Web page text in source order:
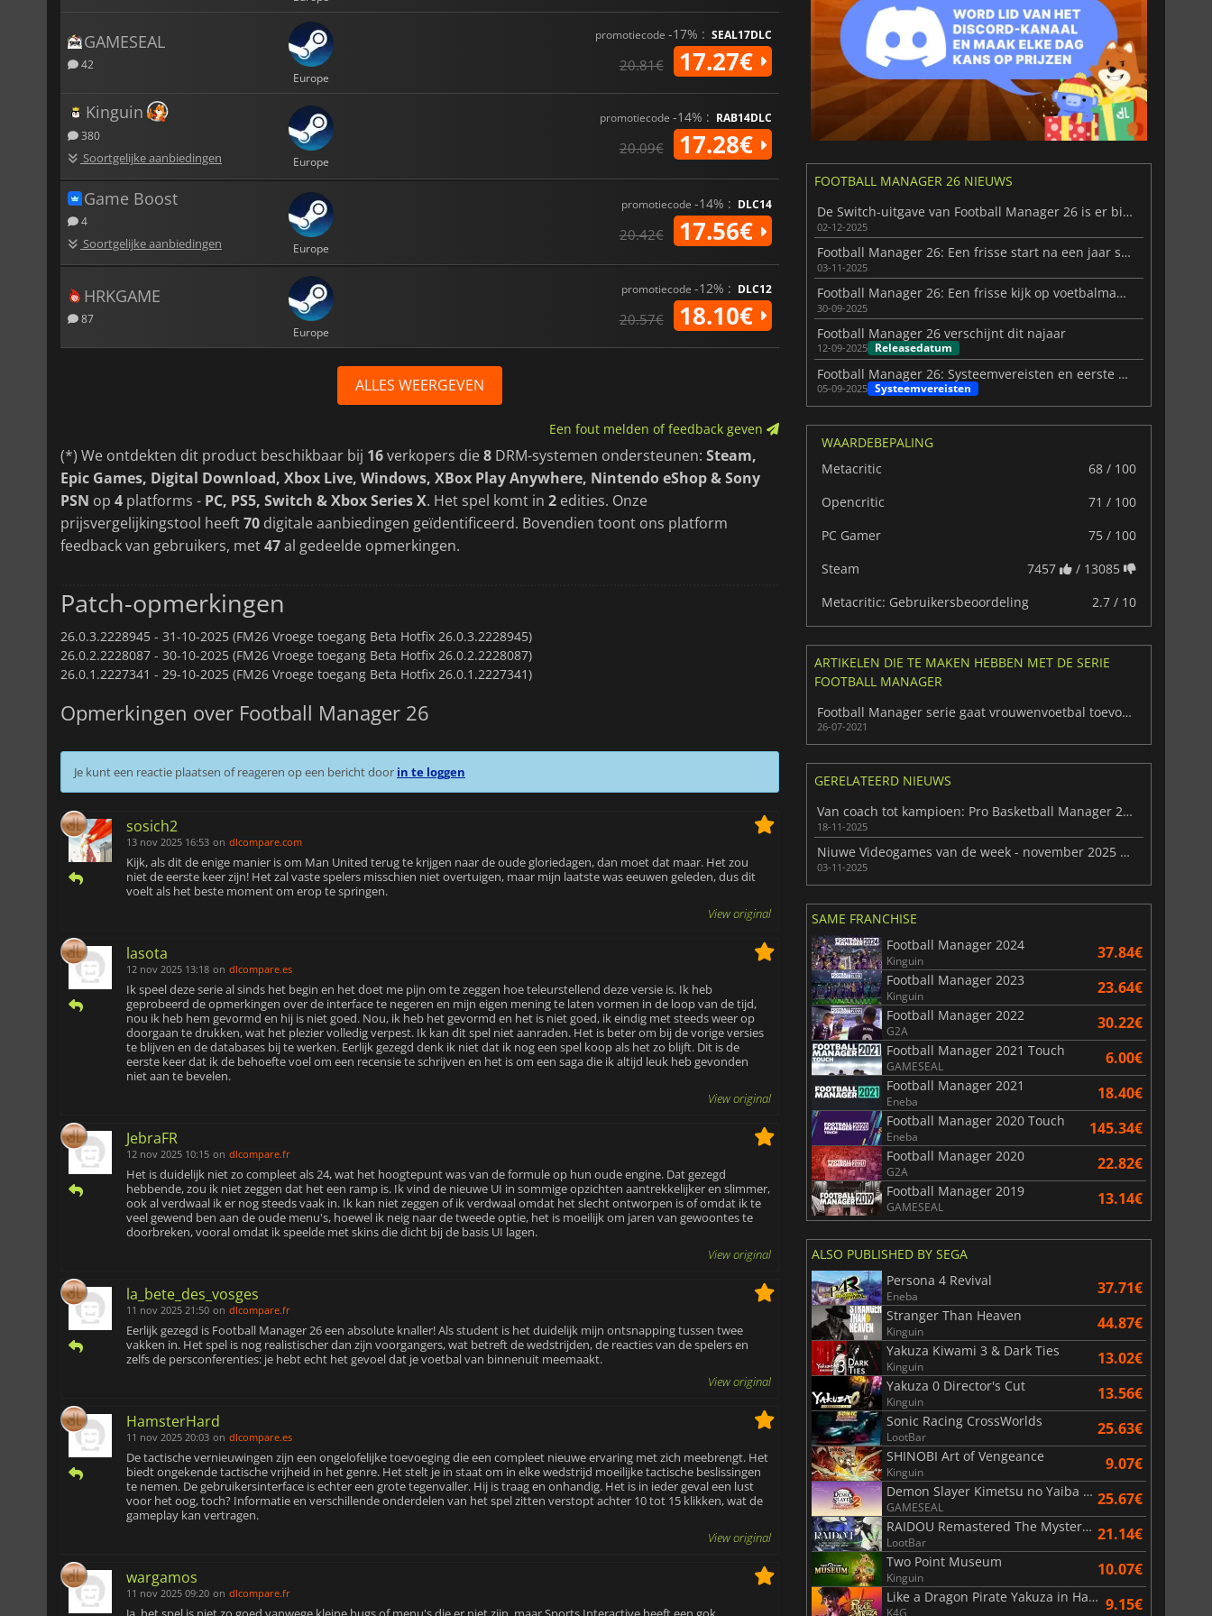
GAMESEAL
42
Europe
promotiecode -17% : SEAL17DLC
20.81€ 17.27€
Kinguin
380
Soortgelijke aanbiedingen Europe
promotiecode -14% : RAB14DLC
20.09€ 17.28€
Game Boost
4
Soortgelijke aanbiedingen Europe
promotiecode -14% : DLC14
20.42€ 17.56€
HRKGAME
87
Europe
promotiecode -12% : DLC12
20.57€ 18.10€
ALLES WEERGEVEN
Een fout melden of feedback geven
(*) We ontdekten dit product beschikbaar bij 16verkopers die8 DRM-systemen ondersteunen: Steam,
Epic Games, Digital Download, Xbox Live, Windows, XBox Play Anywhere, Nintendo eShop & Sony
PSN op 4 platforms - PC, PS5, Switch & Xbox Series X. Het spel komt in 2 edities. Onze
prijsvergelijkingstool heeft70 digitale aanbiedingen geïdentificeerd. Bovendien toont ons platform
feedback van gebruikers, met47al gedeelde opmerkingen.
Patch-opmerkingen
26.0.3.2228945 - 31-10-2025 (FM26 Vroege toegang Beta Hotfix 26.0.3.2228945)
26.0.2.2228087 - 30-10-2025 (FM26 Vroege toegang Beta Hotfix 26.0.2.2228087)
26.0.1.2227341 - 29-10-2025 (FM26 Vroege toegang Beta Hotfix 26.0.1.2227341)
Opmerkingen over Football Manager 26
Je kunt een reactie plaatsen of reageren op een bericht door in te loggen
sosich2
13 nov 2025 16:53 on dlcompare.com
Kijk, als dit de enige manier is om Man United terug te krijgen naar de oude gloriedagen, dan moet dat maar. Het zou
niet de eerste keer zijn! Het zal vaste spelers misschien niet overtuigen, maar mijn laatste was eeuwen geleden, dus dit
voelt als het beste moment om erop te springen.
View original
lasota
12 nov 2025 13:18 on dlcompare.es
Ik speel deze serie al sinds het begin en het doet me pijn om te zeggen hoe teleurstellend deze versie is. Ik heb
geprobeerd de opmerkingen over de interface te negeren en mijn eigen mening te laten vormen in de loop van de tijd,
nou ik heb hem gevormd en hij is niet goed. Nou, ik heb het gevormd en het is niet goed, ik eindig met steeds weer op
doorgaan te drukken, wat het plezier volledig verpest. Ik kan dit spel niet aanraden. Het is beter om bij de vorige versies
te blijven en de databases bij te werken. Eerlijk gezegd denk ik niet dat ik nog een spel koop als het zo blijft. Dit is de
eerste keer dat ik de behoefte voel om een recensie te schrijven en het is om een saga die ik altijd leuk heb gevonden
niet aan te bevelen.
View original
JebraFR
12 nov 2025 10:15 on dlcompare.fr
Het is duidelijk niet zo compleet als 24, wat het hoogtepunt was van de formule op hun oude engine. Dat gezegd
hebbende, zou ik niet zeggen dat het een ramp is. Ik vind de nieuwe UI in sommige opzichten aantrekkelijker en slimmer,
ook al verdwaal ik er nog steeds vaak in. Ik kan niet zeggen of ik verdwaal omdat het slecht ontworpen is of omdat ik te
veel gewend ben aan de oude menu's, hoewel ik neig naar de tweede optie, het is moeilijk om jaren van gewoontes te
doorbreken, vooral omdat ik speelde met skins die dicht bij de basis UI lagen.
View original
la_bete_des_vosges
11 nov 2025 21:50 on dlcompare.fr
Eerlijk gezegd is Football Manager 26 een absolute knaller! Als student is het duidelijk mijn ontsnapping tussen twee
vakken in. Het spel is nog realistischer dan zijn voorgangers, wat betreft de wedstrijden, de reacties van de spelers en
zelfs de persconferenties: je hebt echt het gevoel dat je voetbal van binnenuit meemaakt.
View original
HamsterHard
11 nov 2025 20:03 on dlcompare.es
De tactische vernieuwingen zijn een ongelofelijke toevoeging die een compleet nieuwe ervaring met zich meebrengt. Het
biedt ongekende tactische vrijheid in het genre. Het stelt je in staat om in elke wedstrijd moeilijke tactische beslissingen
te nemen. De gebruikersinterface is echter een grote tegenvaller. Hij is traag en onhandig. Het is in ieder geval een lust
voor het oog, toch? Informatie en verschillende onderdelen van het spel zitten verstopt achter 10 tot 15 klikken, wat de
gameplay kan vertragen.
View original
wargamos
11 nov 2025 09:20 on dlcompare.fr
Spaans
FOOTBALL MANAGER 26 NIEUWS
De Switch-uitgave van Football Manager 26 is er bijna
02-12-2025
Football Manager 26: Een frisse start na een jaar stilte
03-11-2025
Football Manager 26: Een frisse kijk op voetbalmanagement
30-09-2025
Football Manager 26 verschijnt dit najaar
12-09-2025 Releasedatum
Football Manager 26: Systeemvereisten en eerste gameplay
05-09-2025 Systeemvereisten
WAARDEBEPALING
Metacritic
68 / 100
Opencritic
71 / 100
PC Gamer
75 / 100
Steam
7457
/ 13085
Metacritic: Gebruikersbeoordeling
2.7 / 10
ARTIKELEN DIE TE MAKEN HEBBEN MET DE SERIE
FOOTBALL MANAGER
Football Manager serie gaat vrouwenvoetbal toevoegen
26-07-2021
GERELATEERD NIEUWS
Van coach tot kampioen: Pro Basketball Manager 2026
18-11-2025
Niuwe Videogames van de week - november 2025 (week 45)
03-11-2025
SAME FRANCHISE
Football Manager 2024
Kinguin 37.84€
Football Manager 2023
Kinguin 23.64€
Football Manager 2022
G2A 30.22€
Football Manager 2021 Touch
GAMESEAL 6.00€
Football Manager 2021
Eneba 18.40€
Football Manager 2020 Touch
Eneba 145.34€
Football Manager 2020
G2A 22.82€
Football Manager 2019
GAMESEAL 13.14€
ALSO PUBLISHED BY SEGA
Persona 4 Revival
Eneba 37.71€
Stranger Than Heaven
Kinguin 44.87€
Yakuza Kiwami 3 & Dark Ties
Kinguin 13.02€
Yakuza 0 Director's Cut
Kinguin 13.56€
Sonic Racing CrossWorlds
LootBar 25.63€
SHINOBI Art of Vengeance
Kinguin 9.07€
Demon Slayer Kimetsu no Yaiba The Hinokami Chronicles 2
GAMESEAL 25.67€
RAIDOU Remastered The Mystery of the Soulless Army
LootBar 21.14€
Two Point Museum
Kinguin 10.07€
Like a Dragon Pirate Yakuza in Hawaii 9.15€